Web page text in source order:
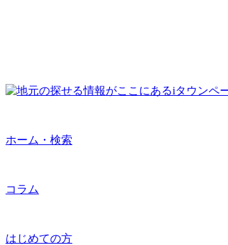
ホーム・検索
コラム
はじめての方